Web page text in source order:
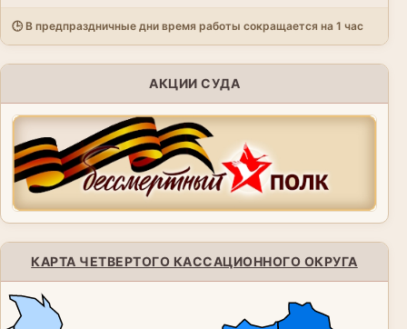
🕒 В предпраздничные дни время работы сокращается на 1 час
АКЦИИ СУДА
КАРТА ЧЕТВЕРТОГО КАССАЦИОННОГО ОКРУГА